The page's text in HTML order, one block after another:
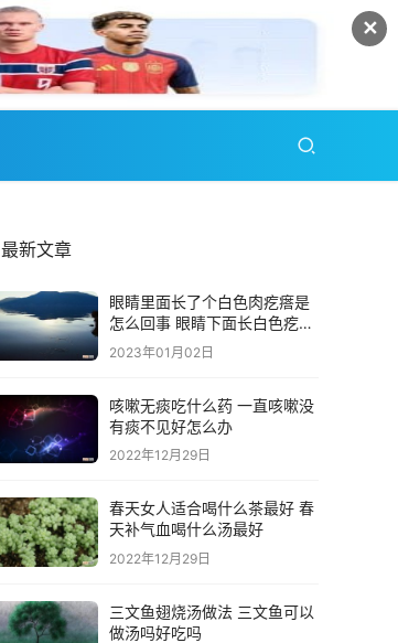
✕
最新文章
眼睛里面长了个白色肉疙瘩是
怎么回事 眼睛下面长白色疙瘩
粒
2023年01月02日
咳嗽无痰吃什么药 一直咳嗽没
有痰不见好怎么办
2022年12月29日
春天女人适合喝什么茶最好 春
天补气血喝什么汤最好
2022年12月29日
三文鱼翅烧汤做法 三文鱼可以
做汤吗好吃吗